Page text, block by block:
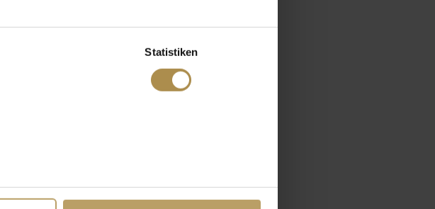
Statistiken